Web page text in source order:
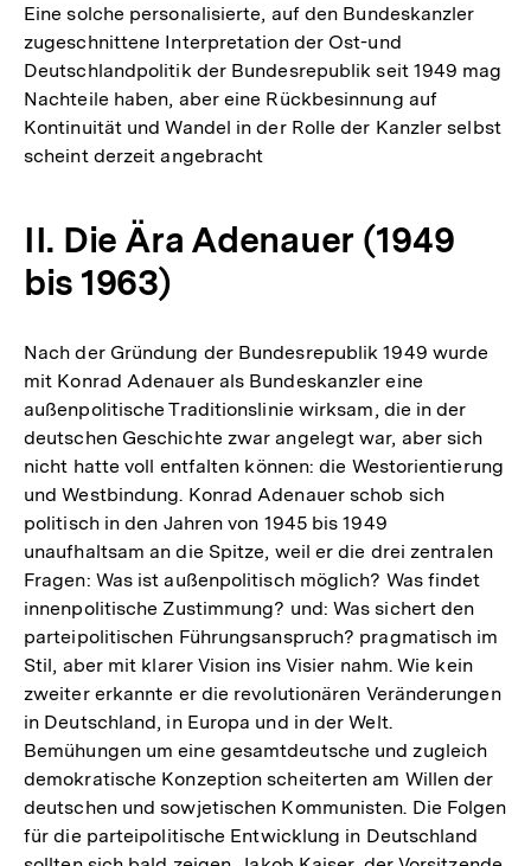
Eine solche personalisierte, auf den Bundeskanzler
zugeschnittene Interpretation der Ost-und
Deutschlandpolitik der Bundesrepublik seit 1949 mag
Nachteile haben, aber eine Rückbesinnung auf
Kontinuität und Wandel in der Rolle der Kanzler selbst
scheint derzeit angebracht
II. Die Ära Adenauer (1949
bis 1963)
Nach der Gründung der Bundesrepublik 1949 wurde
mit Konrad Adenauer als Bundeskanzler eine
außenpolitische Traditionslinie wirksam, die in der
deutschen Geschichte zwar angelegt war, aber sich
nicht hatte voll entfalten können: die Westorientierung
und Westbindung. Konrad Adenauer schob sich
politisch in den Jahren von 1945 bis 1949
unaufhaltsam an die Spitze, weil er die drei zentralen
Fragen: Was ist außenpolitisch möglich? Was findet
innenpolitische Zustimmung? und: Was sichert den
parteipolitischen Führungsanspruch? pragmatisch im
Stil, aber mit klarer Vision ins Visier nahm. Wie kein
zweiter erkannte er die revolutionären Veränderungen
in Deutschland, in Europa und in der Welt.
Bemühungen um eine gesamtdeutsche und zugleich
demokratische Konzeption scheiterten am Willen der
deutschen und sowjetischen Kommunisten. Die Folgen
für die parteipolitische Entwicklung in Deutschland